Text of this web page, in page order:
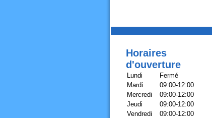
Horaires
d'ouverture
Lundi
Fermé
Mardi
09:00-12:00
Mercredi
09:00-12:00
Jeudi
09:00-12:00
Vendredi
09:00-12:00